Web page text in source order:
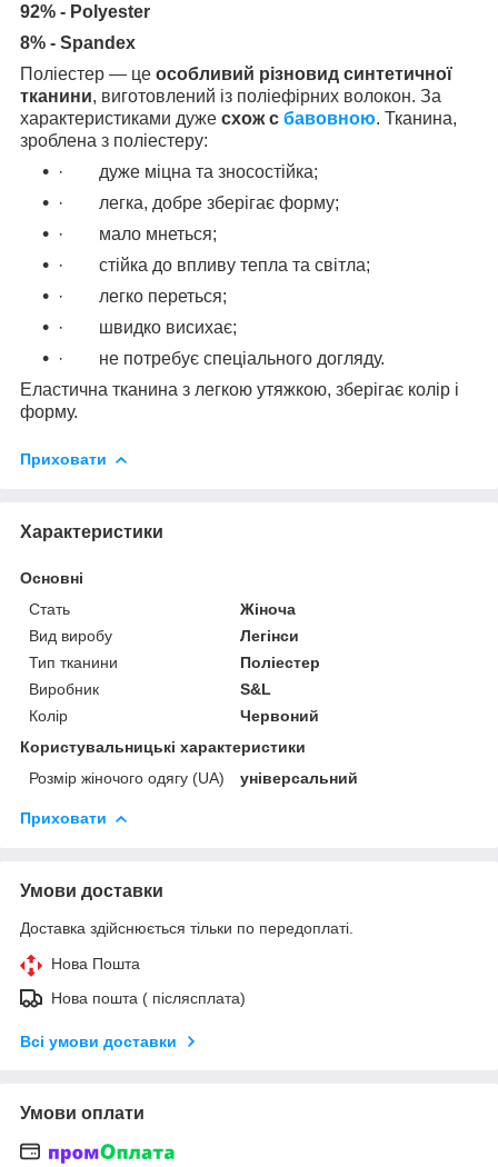
92% - Polyester
8% - Spandex
Поліестер — це особливий різновид синтетичної
тканини, виготовлений із поліефірних волокон. За
характеристиками дуже схож с бавовною. Тканина,
зроблена з поліестеру:
· дуже міцна та зносостійка;
· легка, добре зберігає форму;
· мало мнеться;
· стійка до впливу тепла та світла;
· легко переться;
· швидко висихає;
· не потребує спеціального догляду.
Еластична тканина з легкою утяжкою, зберігає колір і
форму.
Приховати
Характеристики
Основні
Стать
Жіноча
Вид виробу
Легінси
Тип тканини
Поліестер
Виробник
S&L
Колір
Червоний
Користувальницькі характеристики
Розмір жіночого одягу (UA)
універсальний
Приховати
Умови доставки
Доставка здійснюється тільки по передоплаті.
Нова Пошта
Нова пошта ( післясплата)
Всі умови доставки
Умови оплати